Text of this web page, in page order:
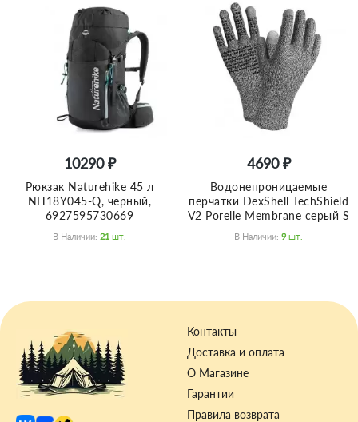
10290 ₽
Рюкзак Naturehike 45 л
NH18Y045-Q, черный,
6927595730669
В Наличии: 21 Шт.
4690 ₽
Водонепроницаемые
перчатки DexShell TechShield
V2 Porelle Membrane серый S
В Наличии: 9 Шт.
Контакты
Доставка и оплата
О Магазине
Гарантии
Правила возврата